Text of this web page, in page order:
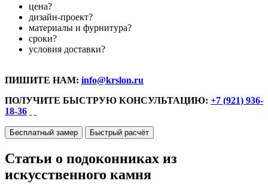
цена?
дизайн-проект?
материалы и фурнитура?
сроки?
условия доставки?
ПИШИТЕ НАМ: info@krslon.ru
ПОЛУЧИТЕ БЫСТРУЮ КОНСУЛЬТАЦИЮ: +7 (921) 936-
18-36
Бесплатный замер Быстрый расчёт
Статьи о подоконниках из
искусственного камня